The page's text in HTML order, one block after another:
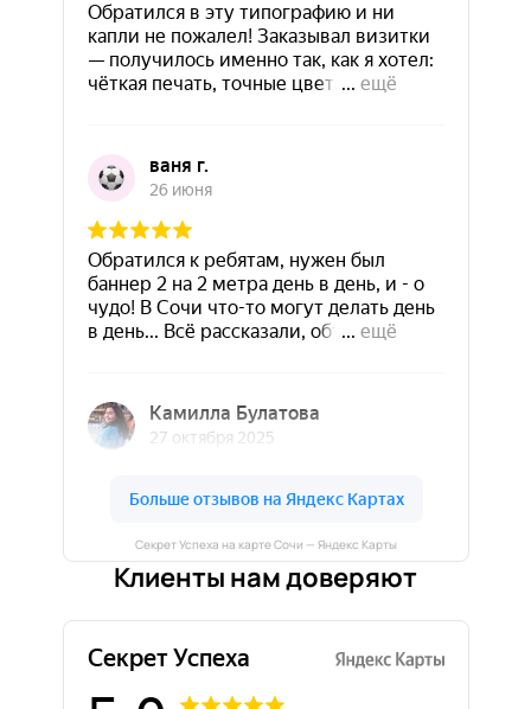
Секрет Успеха на карте Сочи — Яндекс Карты
Клиенты нам доверяют